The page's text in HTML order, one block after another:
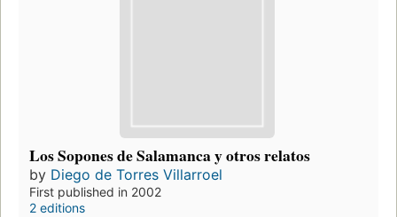
Los Sopones de Salamanca y otros relatos
by Diego de Torres Villarroel
First published in 2002
2 editions